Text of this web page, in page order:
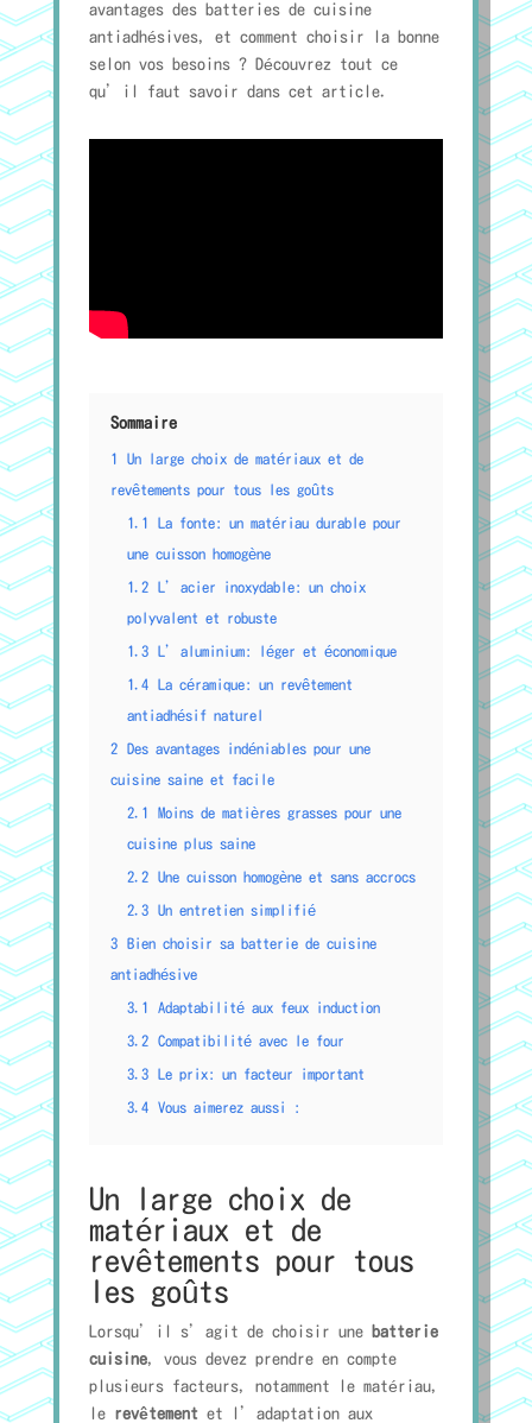
avantages des batteries de cuisine
antiadhésives, et comment choisir la bonne
selon vos besoins ? Découvrez tout ce
qu’il faut savoir dans cet article.
Sommaire
1
Un large choix de matériaux et de
revêtements pour tous les goûts
1.1
La fonte: un matériau durable pour
une cuisson homogène
1.2
L’acier inoxydable: un choix
polyvalent et robuste
1.3 L’aluminium: léger et économique
1.4
La céramique: un revêtement
antiadhésif naturel
2
Des avantages indéniables pour une
cuisine saine et facile
2.1
Moins de matières grasses pour une
cuisine plus saine
2.2 Une cuisson homogène et sans accrocs
2.3 Un entretien simplifié
3
Bien choisir sa batterie de cuisine
antiadhésive
3.1 Adaptabilité aux feux induction
3.2 Compatibilité avec le four
3.3 Le prix: un facteur important
3.4 Vous aimerez aussi :
Un large choix de
matériaux et de
revêtements pour tous
les goûts
Lorsqu’il s’agit de choisir une
batterie
cuisine, vous devez prendre en compte
plusieurs facteurs, notamment le matériau,
le revêtementet l’adaptation aux